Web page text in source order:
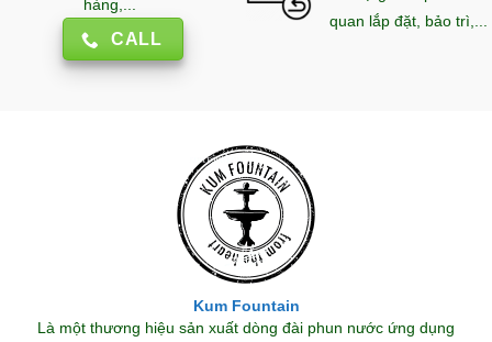
hàng,...
CALL
quan lắp đặt, bảo trì,...
Kum Fountain
Là một thương hiệu sản xuất dòng đài phun nước ứng dụng